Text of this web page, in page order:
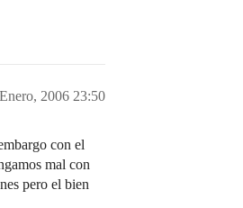
2006 23:50
con el
mal con
pero el bien